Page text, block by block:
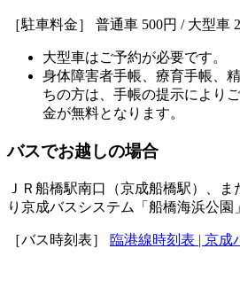
［駐車料金］ 普通車 500円 / 大型車
大型車はご予約が必要です。
身体障害者手帳、療育手帳、
ちの方は、手帳の提示により
金が無料となります。
バスでお越しの場合
ＪＲ船橋駅南口（京成船橋駅）、
り京成バスシステム「船橋海浜公園
［バス時刻表］ 臨港線時刻表 | 京成